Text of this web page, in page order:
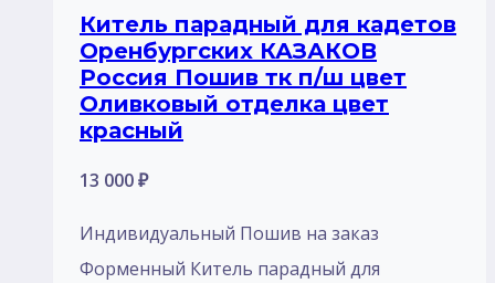
Китель парадный для кадетов
Оренбургских КАЗАКОВ
Россия Пошив тк п/ш цвет
Оливковый отделка цвет
красный
13 000₽
Индивидуальный Пошив на заказ
Форменный Китель парадный для